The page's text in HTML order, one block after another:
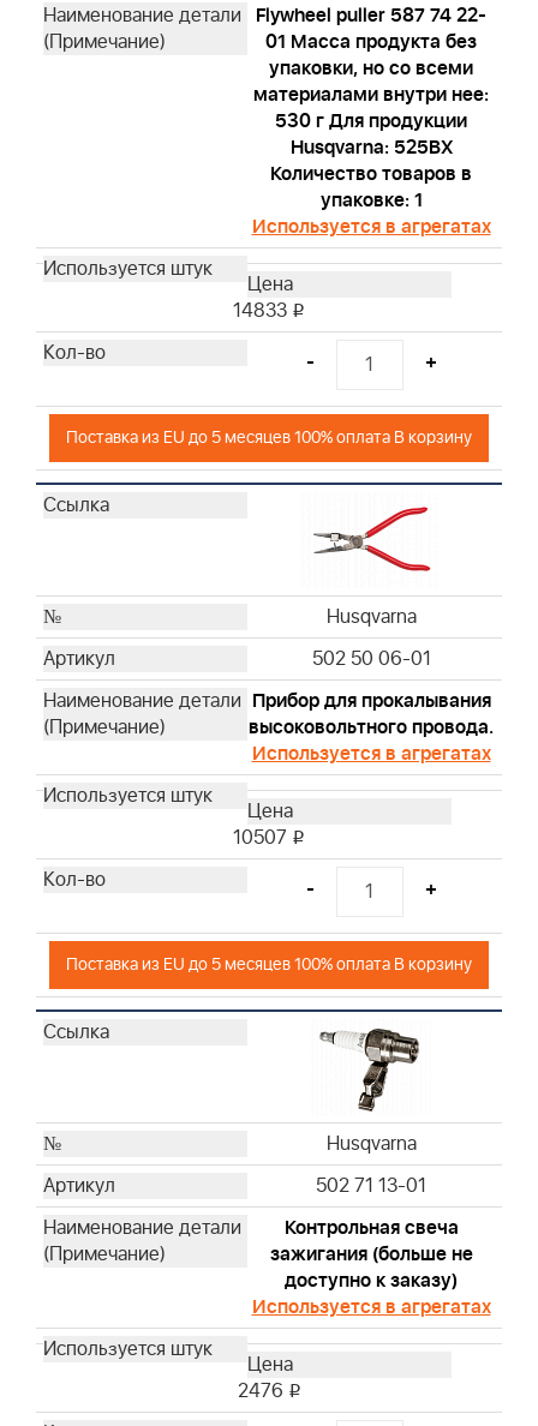
Flywheel puller 587 74 22-
01 Масса продукта без
упаковки, но со всеми
материалами внутри нее:
530 г Для продукции
Husqvarna: 525BX
Количество товаров в
упаковке: 1
Используется в агрегатах
14833 i
- +
Поставка из EU до 5 месяцев 100% оплата В корзину
Husqvarna
502 50 06-01
Прибор для прокалывания
высоковольтного провода.
Используется в агрегатах
10507 i
- +
Поставка из EU до 5 месяцев 100% оплата В корзину
Husqvarna
502 71 13-01
Контрольная свеча
зажигания (больше не
доступно к заказу)
Используется в агрегатах
2476 i